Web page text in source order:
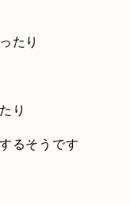
たり
り
るそうです